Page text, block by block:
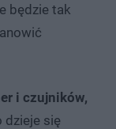
będzie tak
i czujników,
dzieje się